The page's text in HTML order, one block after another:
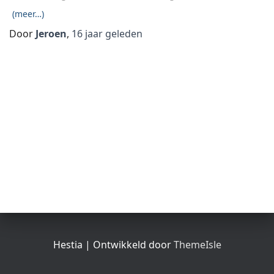
(meer…)
Door Jeroen, 16 jaar geleden
Hestia | Ontwikkeld doorThemeIsle